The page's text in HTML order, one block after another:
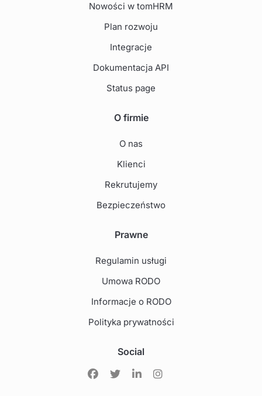
Nowości w tomHRM
Plan rozwoju
Integracje
Dokumentacja API
Status page
O firmie
O nas
Klienci
Rekrutujemy
Bezpieczeństwo
Prawne
Regulamin usługi
Umowa RODO
Informacje o RODO
Polityka prywatności
Social